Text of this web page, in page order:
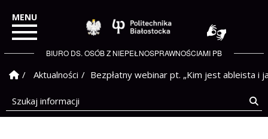
Politechnika
BIURO DS. OSÓB Z NIEPEŁNOSPRAWNOŚCIAMI PB
Strona Główna
Aktualności
Bezpłatny webinar pt. „Kim jest ableista i
Szukaj informacji